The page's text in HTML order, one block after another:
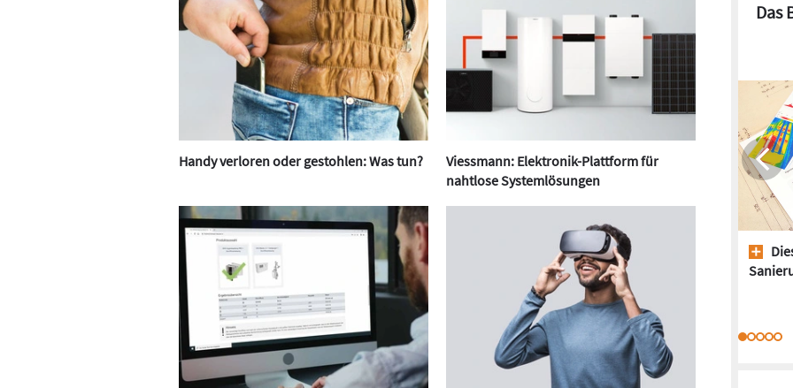
Handy verloren oder gestohlen: Was tun?
Viessmann: Elektronik-Plattform für
nahtlose Systemlösungen
Das